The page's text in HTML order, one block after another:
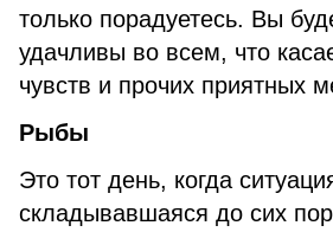
только порадуетесь. Вы
удачливы во всем, что
чувств и прочих приятных
Рыбы
Это тот день, когда
складывавшаяся до сих